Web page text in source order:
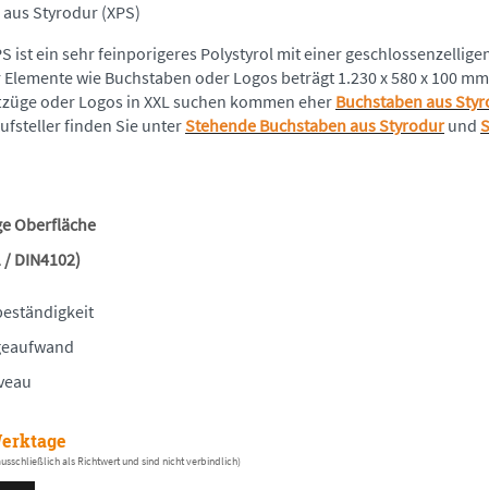
Styrodur (XPS)
ist ein sehr feinporigeres Polystyrol mit einer
wie Buchstaben oder Logos beträgt 1.230 x 580 x 100
oder Logos in XXL suchen kommen eher Buchstaben aus
finden Sie unterStehende Buchstaben aus Styrodurund
Oberfläche
DIN4102)
als Richtwert und sind nicht verbindlich)